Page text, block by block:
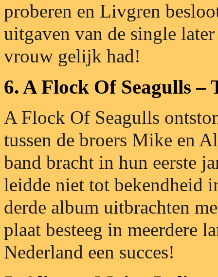
proberen en Livgren
uitgaven van de single
vrouw gelijk had!
6. A Flock Of Seagulls –
A Flock Of Seagulls
tussen de broers Mike en
band bracht in hun eerste
leidde niet tot bekendheid
derde album uitbrachten
plaat besteeg in meerdere
Nederland een succes!